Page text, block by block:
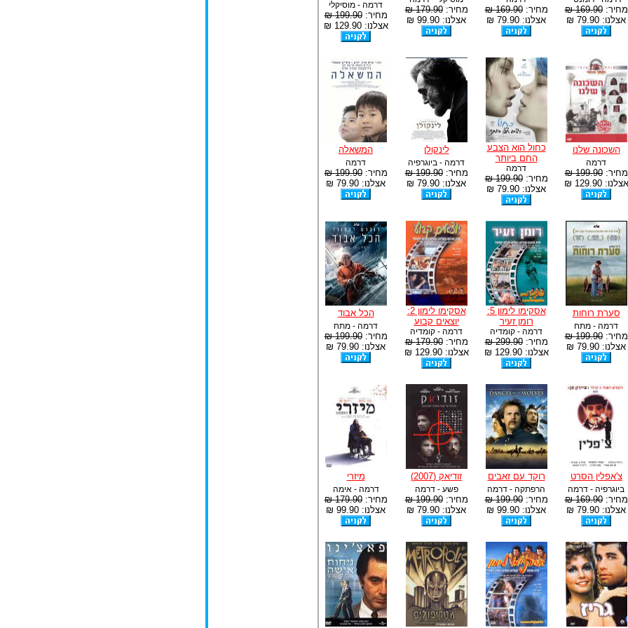
מחיר:169.90 ₪
אצלנו: 79.90 ₪
מחיר:169.90 ₪
אצלנו: 79.90 ₪
מחיר:179.90 ₪
אצלנו: 99.90 ₪
דרמה - מוסיקלי
מחיר:199.90 ₪
אצלנו: 129.90 ₪
השכונה שלנו
דרמה
מחיר:199.90 ₪
אצלנו: 129.90 ₪
כחול הוא הצבע
החם ביותר
דרמה
מחיר:199.90 ₪
אצלנו: 79.90 ₪
לינקולן
דרמה - ביוגרפיה
מחיר:199.90 ₪
אצלנו: 79.90 ₪
המשאלה
דרמה
מחיר:199.90 ₪
אצלנו: 79.90 ₪
סערת רוחות
דרמה - מתח
מחיר:199.90 ₪
אצלנו: 79.90 ₪
אסקימו לימון 5:
רומן זעיר
דרמה - קומדיה
מחיר:299.90 ₪
אצלנו: 129.90 ₪
אסקימו לימון 2:
יוצאים קבוע
דרמה - קומדיה
מחיר:179.90 ₪
אצלנו: 129.90 ₪
הכל אבוד
דרמה - מתח
מחיר:199.90 ₪
אצלנו: 79.90 ₪
צ'אפלין הסרט
ביוגרפיה - דרמה
מחיר:169.90 ₪
אצלנו: 79.90 ₪
רוקד עם זאבים
הרפתקה - דרמה
מחיר:199.90 ₪
אצלנו: 99.90 ₪
זודיאק (2007)
פשע - דרמה
מחיר:199.90 ₪
אצלנו: 79.90 ₪
מיזרי
דרמה - אימה
מחיר:179.90 ₪
אצלנו: 99.90 ₪